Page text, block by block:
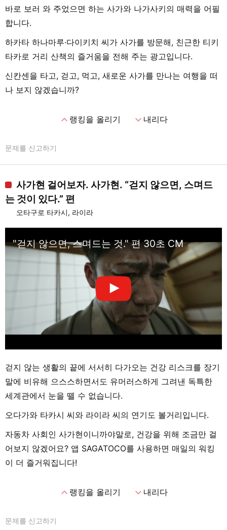
바로 보러 와 주었으면 하는 사가와 나가사키의 매력을 어필
합니다.
하카타 하나마루·다이키치 씨가 사가를 방문해, 친근한 티키
타카로 거리 산책의 즐거움을 전해 주는 광고입니다.
신칸센을 타고, 걷고, 먹고, 새로운 사가를 만나는 여행을 떠
나 보지 않겠습니까?
expand_less랭킹을 올리기 expand_more내리다
문제를 신고하기
사가현 걸어보자. 사가현. “걷지 않으면, 스며드
는 것이 있다.” 편
오타구로 타카시, 라이라
"걷지 않으면, 스며드는 것." 편 30초 CM
걷지 않는 생활의 끝에 서서히 다가오는 건강 리스크를 장기
말에 비유해 으스스하면서도 유머러스하게 그려낸 독특한
세계관에서 눈을 뗄 수 없습니다.
오다가와 타카시 씨와 라이라 씨의 연기도 볼거리입니다.
자동차 사회인 사가현이니까야말로, 건강을 위해 조금만 걸
어보지 않겠어요? 앱 SAGATOCO를 사용하면 매일의 워킹
이 더 즐거워집니다!
expand_less랭킹을 올리기 expand_more내리다
문제를 신고하기